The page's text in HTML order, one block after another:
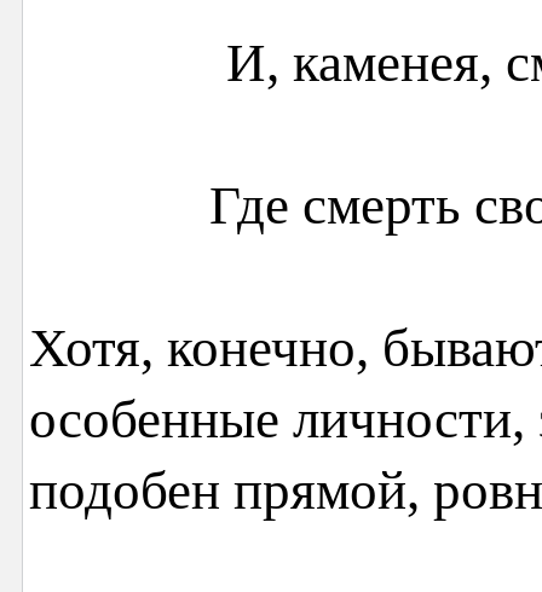
И, каменея,
Где смерть
Хотя, конечно,
особенные
подобен прямой,